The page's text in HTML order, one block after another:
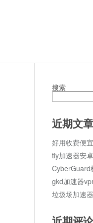
搜索
近期文章
好用收费便
tly加速器安
CyberGuard
gkd加速器
垃圾场加速